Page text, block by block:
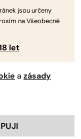
jsou určeny
na Všeobecné
let
a zásady